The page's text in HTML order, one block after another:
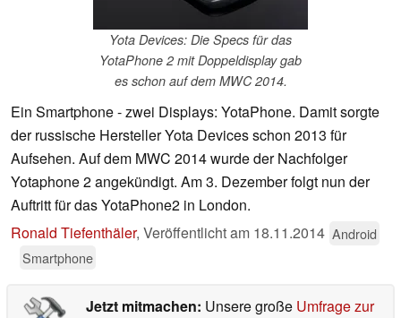
Yota Devices: Die Specs für das
YotaPhone 2 mit Doppeldisplay gab
es schon auf dem MWC 2014.
Ein Smartphone - zwei Displays: YotaPhone. Damit sorgte
der russische Hersteller Yota Devices schon 2013 für
Aufsehen. Auf dem MWC 2014 wurde der Nachfolger
Yotaphone 2 angekündigt. Am 3. Dezember folgt nun der
Auftritt für das YotaPhone2 in London.
Ronald Tiefenthäler, Veröffentlicht am 18.11.2014 Android
Smartphone
Jetzt mitmachen: Unsere große Umfrage zur